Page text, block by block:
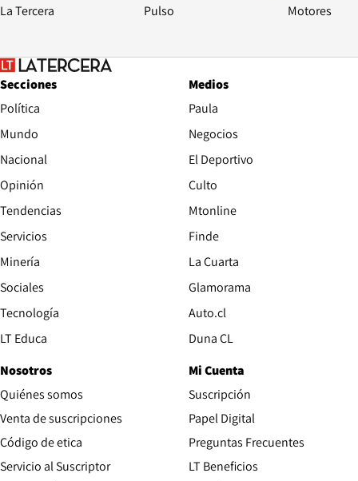
La Tercera Pulso Motores
Secciones
Política
Mundo
Nacional
Opinión
Tendencias
Servicios
Minería
Sociales
Tecnología
LT Educa
Medios
Paula
Negocios
El Deportivo
Culto
Mtonline
Finde
La Cuarta
Glamorama
Auto.cl
Duna CL
Nosotros
Quiénes somos
Venta de suscripciones
Código de etica Opens in new window
Servicio al Suscriptor
Mi Cuenta
Suscripción
Papel Digital
Preguntas Frecuentes
LT Beneficios